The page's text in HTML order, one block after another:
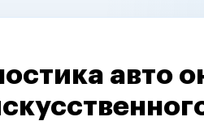
авто